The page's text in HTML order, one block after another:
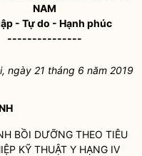
NAM
- Tự do - Hạnh phúc
---------------
ngày 21 tháng 6 năm 2019
BỒI DƯỠNG THEO TIÊU
KỸ THUẬT Y HẠNG IV